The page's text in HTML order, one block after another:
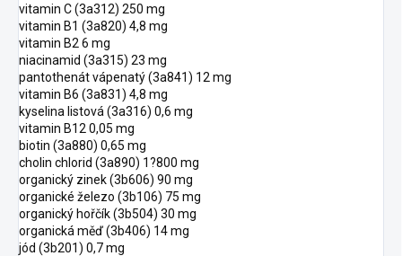
vitamin C (3a312) 250 mg
vitamin B1 (3a820) 4,8 mg
vitamin B2 6 mg
niacinamid (3a315) 23 mg
pantothenát vápenatý (3a841) 12 mg
vitamin B6 (3a831) 4,8 mg
kyselina listová (3a316) 0,6 mg
vitamin B12 0,05 mg
biotin (3a880) 0,65 mg
cholin chlorid (3a890) 1?800 mg
organický zinek (3b606) 90 mg
organické železo (3b106) 75 mg
organický hořčík (3b504) 30 mg
organická měď (3b406) 14 mg
jód (3b201) 0,7 mg